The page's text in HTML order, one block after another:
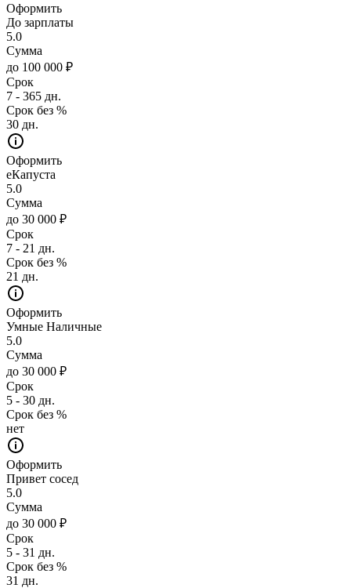
Оформить
До зарплаты
5.0
Сумма
до 100 000 ₽
Срок
7 - 365 дн.
Срок без %
30 дн.
Оформить
еКапуста
5.0
Сумма
до 30 000 ₽
Срок
7 - 21 дн.
Срок без %
21 дн.
Оформить
Умные Наличные
5.0
Сумма
до 30 000 ₽
Срок
5 - 30 дн.
Срок без %
нет
Оформить
Привет сосед
5.0
Сумма
до 30 000 ₽
Срок
5 - 31 дн.
Срок без %
31 дн.